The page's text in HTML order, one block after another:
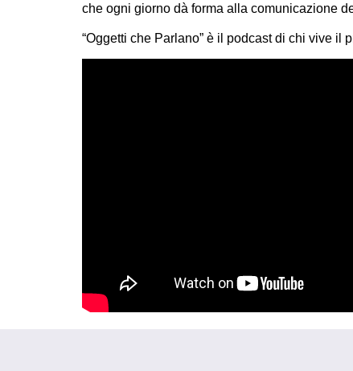
che ogni giorno dà forma alla comunicazione
“Oggetti che Parlano” è il podcast di chi vive il